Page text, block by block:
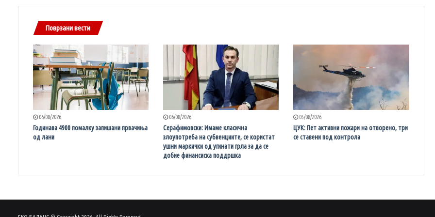
Поврзани вести
06/08/2026
Годинава 4900 помалку запишани првачиња
од лани
06/08/2026
Серафимовски: Имаме класична
злоупотреба на субвенциите, се користат
ушни маркички од угинати грла за да се
добие финансиска поддршка
05/08/2026
ЦУК: Пет активни пожари на отворено, три
се ставени под контрола